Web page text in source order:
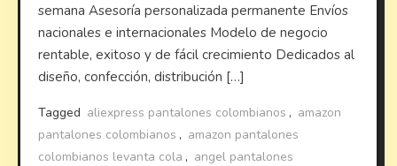
semana Asesoría personalizada permanente Envíos
nacionales e internacionales Modelo de negocio
rentable, exitoso y de fácil crecimiento Dedicados al
diseño, confección, distribución […]
Tagged aliexpress pantalones colombianos , amazon
pantalones colombianos , amazon pantalones
colombianos levanta cola , angel pantalones